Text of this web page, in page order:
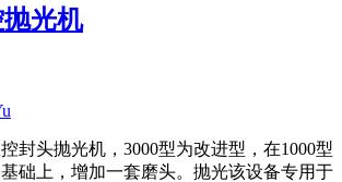
光机
封头抛光机，3000型为改进型，在1000型
础上，增加一套磨头。抛光该设备专用于